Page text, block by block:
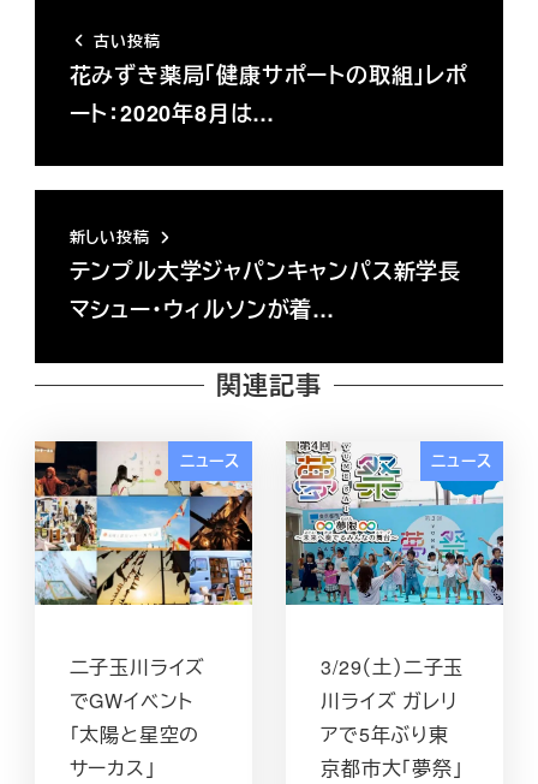
古い投稿
花みずき薬局「健康サポートの取組」レポ
ート：2020年8月は…
新しい投稿
テンプル大学ジャパンキャンパス新学長
マシュー・ウィルソンが着…
関連記事
ニュース
二子玉川ライズ
でGWイベント
「太陽と星空の
サーカス」
ニュース
3/29（土）二子玉
川ライズ ガレリ
アで5年ぶり東
京都市大「夢祭」